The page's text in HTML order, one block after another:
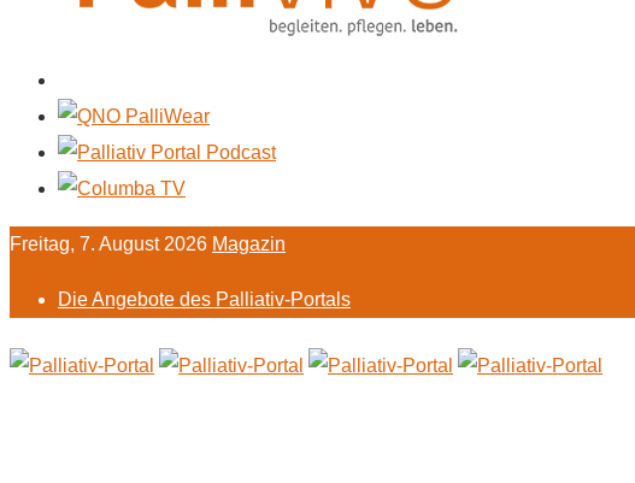
Freitag, 7. August 2026 Magazin
Die Angebote des Palliativ-Portals